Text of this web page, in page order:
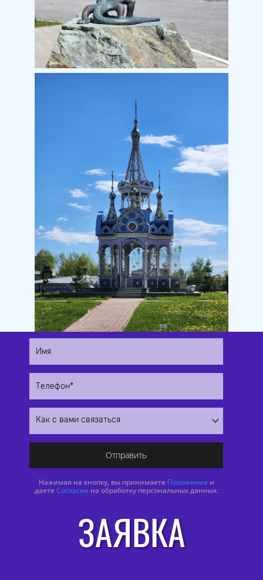
Отправить
Нажимая на кнопку, вы принимаете Положение и
даете Согласие на обработку персональных данных.
ЗАЯВКА